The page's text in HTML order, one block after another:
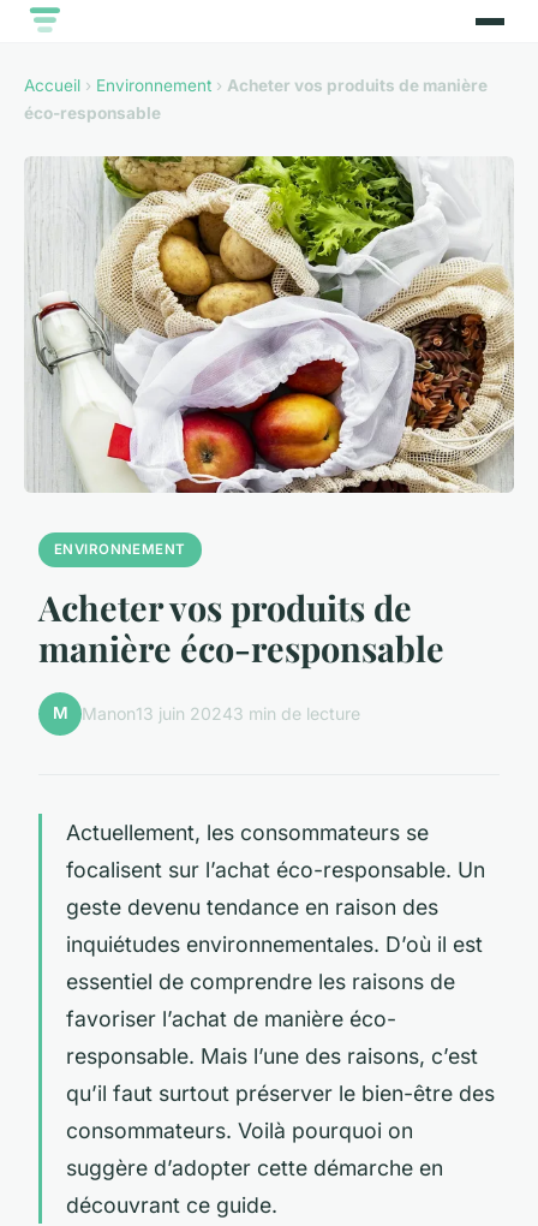
Accueil › Environnement › Acheter vos produits de manière
éco-responsable
ENVIRONNEMENT
Acheter vos produits de
manière éco-responsable
M Manon13 juin 20243 min de lecture
Actuellement, les consommateurs se
focalisent sur l’achat éco-responsable. Un
geste devenu tendance en raison des
inquiétudes environnementales. D’où il est
essentiel de comprendre les raisons de
favoriser l’achat de manière éco-
responsable. Mais l’une des raisons, c’est
qu’il faut surtout préserver le bien-être des
consommateurs. Voilà pourquoi on
suggère d’adopter cette démarche en
découvrant ce guide.